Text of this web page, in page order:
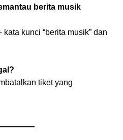
berita musik
kunci “berita musik” dan
tiket yang